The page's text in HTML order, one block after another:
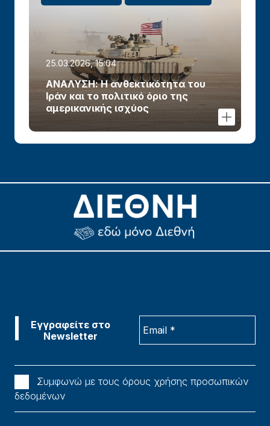
25.03.2026, 15:04
ΑΝΑΛΥΣΗ: Η ανθεκτικότητα του
Ιράν και το πολιτικό όριο της
αμερικανικής ισχύος
Συμφωνώ με τους όρους χρήσης προσωπικών
δεδομένων